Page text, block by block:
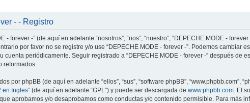
- - Registro
- forever -” (de aquí en adelante “nosotros”, “nos”, “nuestro”, “DEPECHE MODE -
por favor no se registre y/o use “DEPECHE MODE - forever -”. Podemos
cuenta periódicamente. Seguir registrado a “DEPECHE MODE - forever -” después
reformados.
por phpBB (de aquí en adelante “ellos”, “sus”, “software phpBB”, “www.phpbb.com”,
en Ingles” (de aquí en adelante “GPL”) y puede ser descargada de www.phpbb.com. El
aprobamos y/o desaprobamos como conductas y/o contenido permisible. Para más